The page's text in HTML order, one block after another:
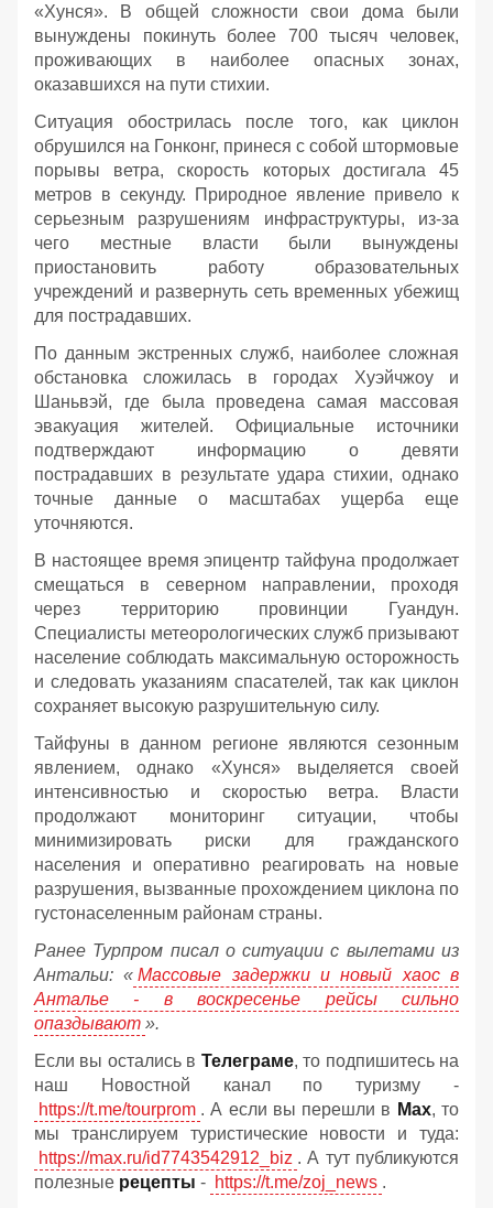
«Хунся». В общей сложности свои дома были
вынуждены покинуть более 700 тысяч человек,
проживающих в наиболее опасных зонах,
оказавшихся на пути стихии.
Ситуация обострилась после того, как циклон
обрушился на Гонконг, принеся с собой штормовые
порывы ветра, скорость которых достигала 45
метров в секунду. Природное явление привело к
серьезным разрушениям инфраструктуры, из-за
чего местные власти были вынуждены
приостановить работу образовательных
учреждений и развернуть сеть временных убежищ
для пострадавших.
По данным экстренных служб, наиболее сложная
обстановка сложилась в городах Хуэйчжоу и
Шаньвэй, где была проведена самая массовая
эвакуация жителей. Официальные источники
подтверждают информацию о девяти
пострадавших в результате удара стихии, однако
точные данные о масштабах ущерба еще
уточняются.
В настоящее время эпицентр тайфуна продолжает
смещаться в северном направлении, проходя
через территорию провинции Гуандун.
Специалисты метеорологических служб призывают
население соблюдать максимальную осторожность
и следовать указаниям спасателей, так как циклон
сохраняет высокую разрушительную силу.
Тайфуны в данном регионе являются сезонным
явлением, однако «Хунся» выделяется своей
интенсивностью и скоростью ветра. Власти
продолжают мониторинг ситуации, чтобы
минимизировать риски для гражданского
населения и оперативно реагировать на новые
разрушения, вызванные прохождением циклона по
густонаселенным районам страны.
Ранее Турпром писал о ситуации с вылетами из
Антальи:« Массовые задержки и новый хаос в
Анталье - в воскресенье рейсы сильно
опаздывают ».
Если вы остались в Телеграме, то подпишитесь на
наш Новостной канал по туризму -
https://t.me/tourprom . А если вы перешли в Мах, то
мы транслируем туристические новости и туда:
https://max.ru/id7743542912_biz . А тут публикуются
полезные рецепты - https://t.me/zoj_news .